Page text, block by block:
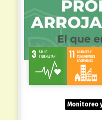
Monitoreo